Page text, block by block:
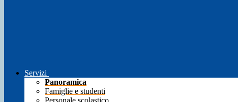
Servizi
Panoramica
Famiglie e studenti